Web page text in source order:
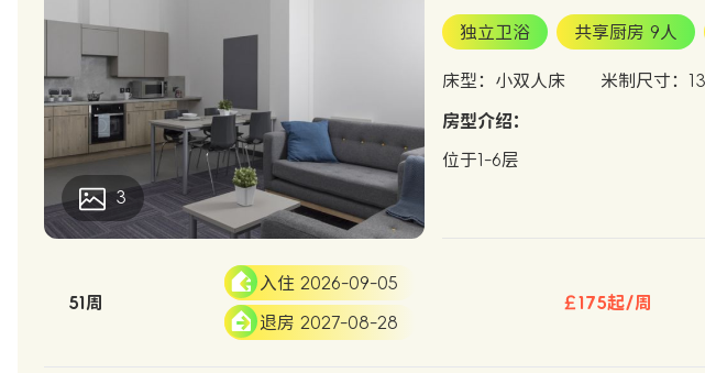
3
独立卫浴 共享厨房 9人
床型：小双人床 米制尺寸：
房型介绍：
位于1-6层
51周
入住 2026-09-05
退房 2027-08-28
￡175起/周